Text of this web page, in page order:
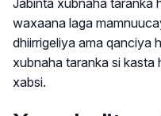
waxaana laga
dhiirrigeliya ama qanciya
xubnaha taranka si
xabsi.